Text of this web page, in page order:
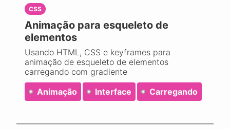
CSS
Animação para esqueleto de
elementos
Usando HTML, CSS e keyframes para
animação de esqueleto de elementos
carregando com gradiente
Animação
Interface Carregando